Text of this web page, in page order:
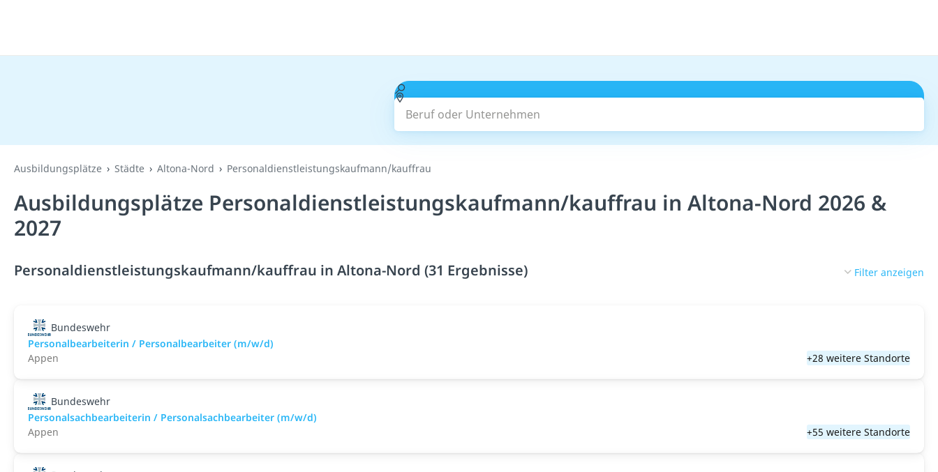
Beruf oder Unternehmen
Ausbildungsplätze Städte Altona-Nord Personaldienstleistungskaufmann/kauffrau
Ausbildungsplätze Personaldienstleistungskaufmann/kauffrau in Altona-Nord 2026 &
2027
Personaldienstleistungskaufmann/kauffrau in Altona-Nord (31 Ergebnisse) Filter anzeigen
Bundeswehr
Personalbearbeiterin / Personalbearbeiter (m/w/d)
Appen
+28 weitere Standorte
Bundeswehr
Personalsachbearbeiterin / Personalsachbearbeiter (m/w/d)
Appen
+55 weitere Standorte